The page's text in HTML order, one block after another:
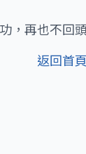
，再也不回
返回首頁